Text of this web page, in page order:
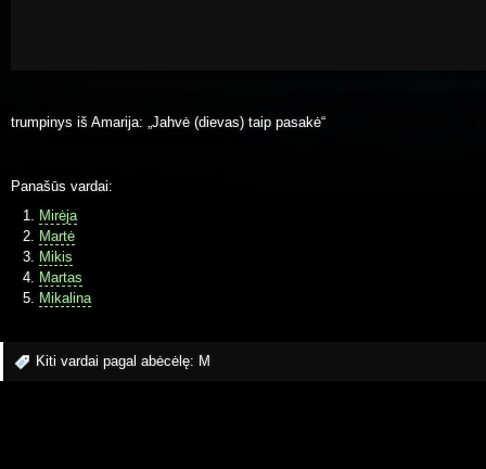
trumpinys iš Amarija: „Jahvė (dievas) taip pasakė“
Panašūs vardai:
Mirėja
Martė
Mikis
Martas
Mikalina
Kiti vardai pagal abėcėlę: M